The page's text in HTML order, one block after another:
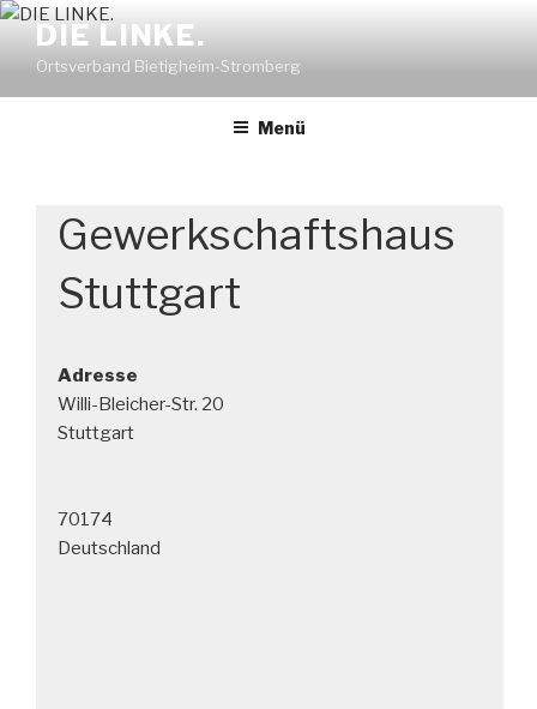
Zum
Inhalt
springen
DIE LINKE.
Ortsverband Bietigheim-Stromberg
Menü
Gewerkschaftshaus
Stuttgart
Adresse
Willi-Bleicher-Str. 20
Stuttgart
70174
Deutschland